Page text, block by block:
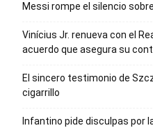
Messi rompe el silencio
Vinícius Jr. renueva con el
acuerdo que asegura su
El sincero testimonio de
cigarrillo
Infantino pide disculpas por